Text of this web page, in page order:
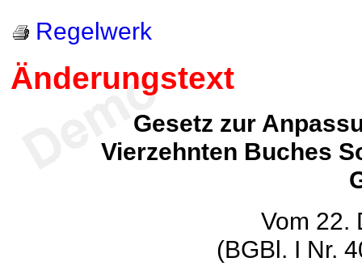
Regelwerk
Änderungstext
Gesetz zur
Vierzehnten Buches
Vom 22.
(BGBl. I Nr.